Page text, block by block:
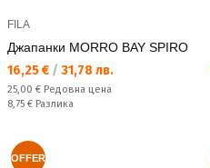
FILA
Джапанки MORRO BAY SPIRO
Текуща цена:
16,25 € / 31,78 лв.
Редовна цена:
25,00 € Редовна цена
Спестявате:
8,75 € Разлика
OFFER